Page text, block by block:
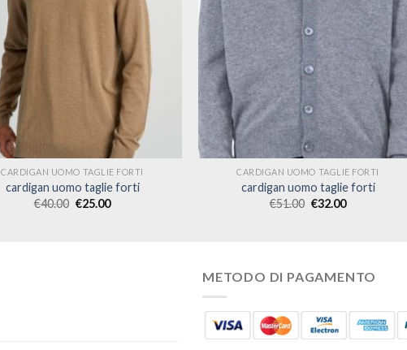
CARDIGAN UOMO TAGLIE FORTI
cardigan uomo taglie forti
€40.00 €25.00
CARDIGAN UOMO TAGLIE FORTI
cardigan uomo taglie forti
€51.00 €32.00
METODO DI PAGAMENTO